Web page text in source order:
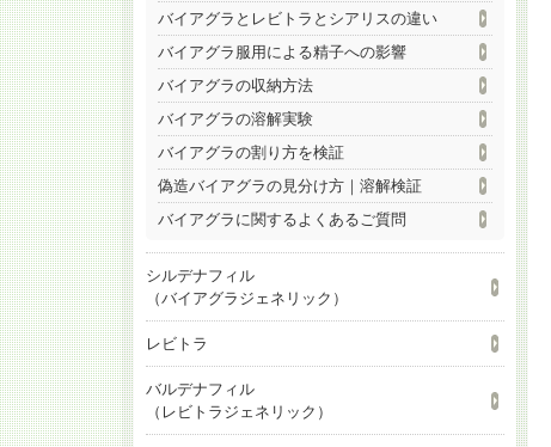
バイアグラとレビトラとシアリスの違い
バイアグラ服用による精子への影響
バイアグラの収納方法
バイアグラの溶解実験
バイアグラの割り方を検証
偽造バイアグラの見分け方｜溶解検証
バイアグラに関するよくあるご質問
シルデナフィル
（バイアグラジェネリック）
レビトラ
バルデナフィル
（レビトラジェネリック）